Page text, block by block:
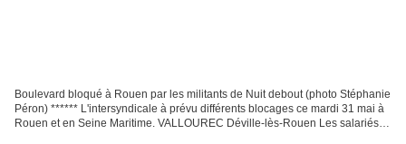
Boulevard bloqué à Rouen par les militants de Nuit debout (photo Stéphanie
Péron) ****** L'intersyndicale à prévu différents blocages ce mardi 31 mai à
Rouen et en Seine Maritime. VALLOUREC Déville-lès-Rouen Les salariés